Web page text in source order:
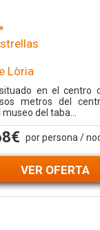
Lòria
en el centro
metros del
del taba...
por persona /
VER OFERTA